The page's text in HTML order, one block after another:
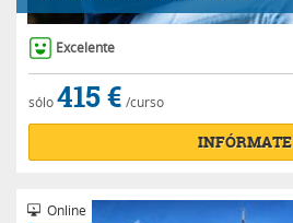
Excelente
sólo415 € /curso
INFÓRMATE
Online